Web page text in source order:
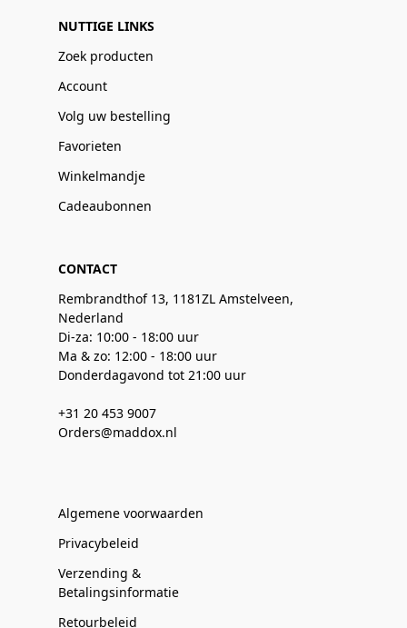
NUTTIGE LINKS
Zoek producten
Account
Volg uw bestelling
Favorieten
Winkelmandje
Cadeaubonnen
CONTACT
Rembrandthof 13, 1181ZL Amstelveen,
Nederland
Di-za: 10:00 - 18:00 uur
Ma & zo: 12:00 - 18:00 uur
Donderdagavond tot 21:00 uur
+31 20 453 9007
Orders@maddox.nl
Algemene voorwaarden
Privacybeleid
Verzending &
Betalingsinformatie
Retourbeleid